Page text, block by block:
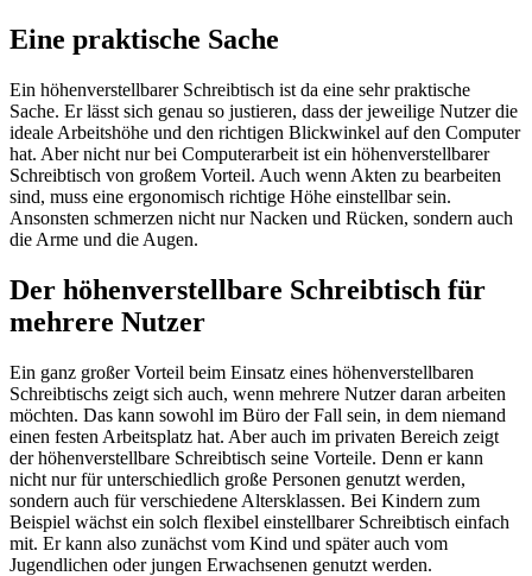
Eine praktische Sache
Ein höhenverstellbarer Schreibtisch ist da eine sehr praktische
Sache. Er lässt sich genau so justieren, dass der jeweilige Nutzer die
ideale Arbeitshöhe und den richtigen Blickwinkel auf den Computer
hat. Aber nicht nur bei Computerarbeit ist ein höhenverstellbarer
Schreibtisch von großem Vorteil. Auch wenn Akten zu bearbeiten
sind, muss eine ergonomisch richtige Höhe einstellbar sein.
Ansonsten schmerzen nicht nur Nacken und Rücken, sondern auch
die Arme und die Augen.
Der höhenverstellbare Schreibtisch für
mehrere Nutzer
Ein ganz großer Vorteil beim Einsatz eines höhenverstellbaren
Schreibtischs zeigt sich auch, wenn mehrere Nutzer daran arbeiten
möchten. Das kann sowohl im Büro der Fall sein, in dem niemand
einen festen Arbeitsplatz hat. Aber auch im privaten Bereich zeigt
der höhenverstellbare Schreibtisch seine Vorteile. Denn er kann
nicht nur für unterschiedlich große Personen genutzt werden,
sondern auch für verschiedene Altersklassen. Bei Kindern zum
Beispiel wächst ein solch flexibel einstellbarer Schreibtisch einfach
mit. Er kann also zunächst vom Kind und später auch vom
Jugendlichen oder jungen Erwachsenen genutzt werden.